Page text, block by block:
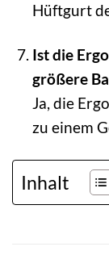
Hüftgurt
Ist die
größere
Ja, die
zu einem
Inhalt